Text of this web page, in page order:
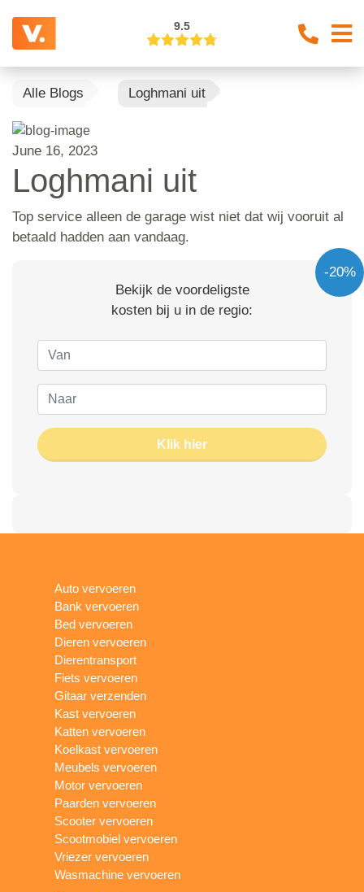
9.5
Alle Blogs Loghmani uit
June 16, 2023
Loghmani uit
Top service alleen de garage wist niet dat wij vooruit al
betaald hadden aan vandaag.
-20%
Bekijk de voordeligste
kosten bij u in de regio:
Klik hier
Auto vervoeren
Bank vervoeren
Bed vervoeren
Dieren vervoeren
Dierentransport
Fiets vervoeren
Gitaar verzenden
Kast vervoeren
Katten vervoeren
Koelkast vervoeren
Meubels vervoeren
Motor vervoeren
Paarden vervoeren
Scooter vervoeren
Scootmobiel vervoeren
Vriezer vervoeren
Wasmachine vervoeren